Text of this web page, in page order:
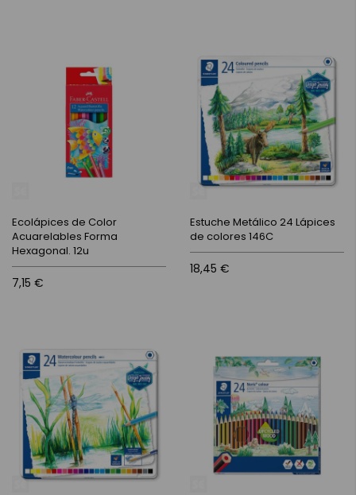
Ecolápices de Color
Acuarelables Forma
Hexagonal. 12u
7,15 €
Estuche Metálico 24 Lápices
de colores 146C
18,45 €